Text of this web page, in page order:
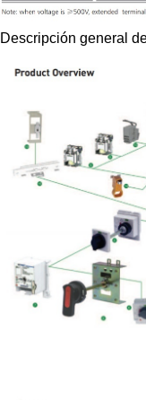
Descripción general